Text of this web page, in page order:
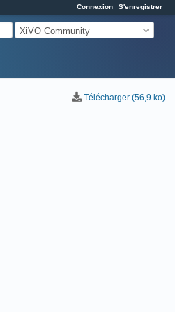
Connexion S'enregistrer
XiVO Community
Télécharger (56,9 ko)